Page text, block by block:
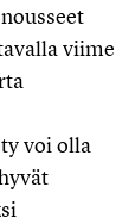
viime
voi olla